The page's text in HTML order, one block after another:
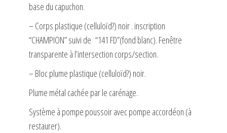
base du capuchon.
– Corps plastique (celluloïd?) noir . inscription
“CHAMPION” suivi de “141 FD”(fond blanc). Fenêtre
transparente à l’intersection corps/section.
– Bloc plume plastique (celluloïd?) noir.
Plume métal cachée par le carénage.
Système à pompe poussoir avec pompe accordéon (à
restaurer).